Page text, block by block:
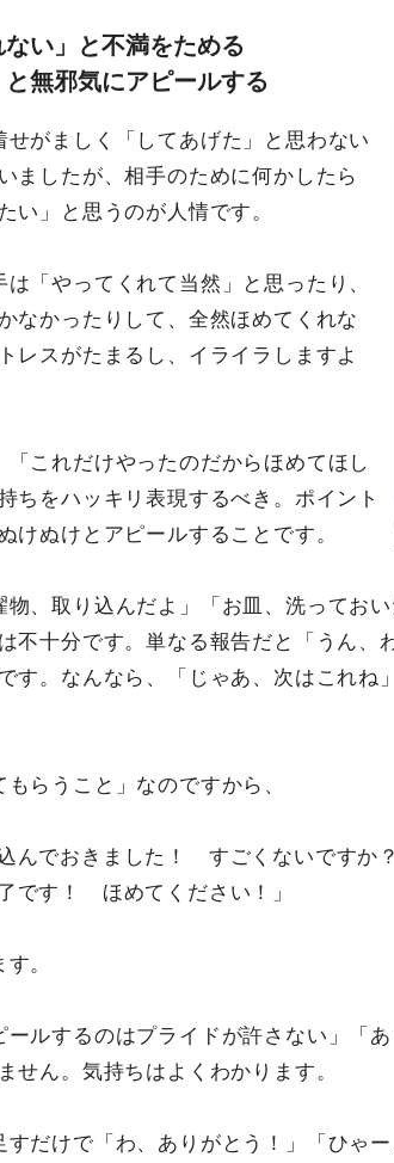
い」と不満をためる
無邪気にアピールする
せがましく「してあげた」と思わない
ましたが、相手のために何かしたら
い」と思うのが人情です。
「やってくれて当然」と思ったり、
なかったりして、全然ほめてくれな
レスがたまるし、イライラしますよ
「これだけやったのだからほめてほし
ちをハッキリ表現するべき。ポイント
けぬけとアピールすることです。
物、取り込んだよ」「お皿、洗ってお
不十分です。単なる報告だと「うん、
す。なんなら、「じゃあ、次はこれね
らうこと」なのですから、
んでおきました！ すごくないですか？
です！ ほめてください！」
。
ールするのはプライドが許さない」「
せん。気持ちはよくわかります。
すだけで「わ、ありがとう！」「ひゃ